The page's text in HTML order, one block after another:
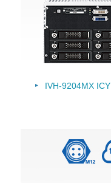
IVH-9204MX ICY